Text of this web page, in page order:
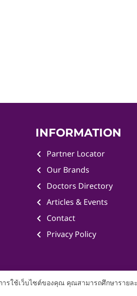
INFORMATION
Partner Locator
Our Brands
Doctors Directory
Articles & Events
Contact
Privacy Policy
รใช้เว็บไซต์ของคุณ คุณสามารถศึกษารายล